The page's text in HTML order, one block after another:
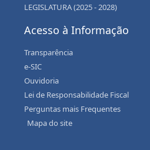
LEGISLATURA (2025 - 2028)
Acesso à Informação
Transparência
e-SIC
Ouvidoria
Lei de Responsabilidade Fiscal
Perguntas mais Frequentes
Mapa do site